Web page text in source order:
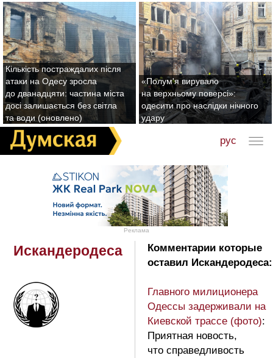
Кількість постраждалих після
атаки на Одесу зросла
до дванадцяти: частина міста
досі залишається без світла
та води (оновлено)
«Полум'я вирувало
на верхньому поверсі»:
одесити про наслідки нічного
удару
рус
Реклама
Искандеродеса
Комментарии которые
оставил Искандеродеса:
Главного милиционера
Одессы задерживали на
Киевской трассе (фото):
Приятная новость,
что справедливость